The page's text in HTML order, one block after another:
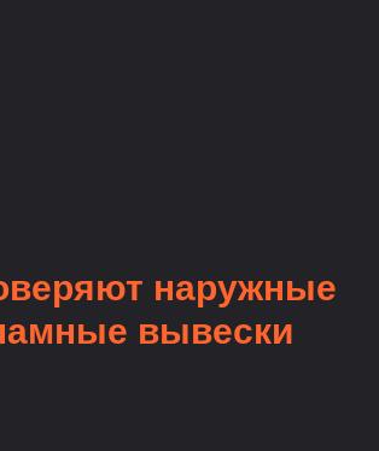
наружные
вывески